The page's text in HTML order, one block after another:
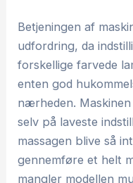
Betjeningen af
udfordring, da
forskellige farvede
enten god
nærheden.
selv på laveste
massagen blive så
gennemføre et helt
mangler modellen